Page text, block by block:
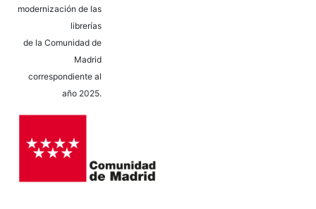
modernización de las
librerías
de la Comunidad de
Madrid
correspondiente al
año 2025.